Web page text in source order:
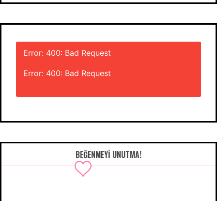
Error: 400: Bad Request
Error: 400: Bad Request
BEĞENMEYI UNUTMA!